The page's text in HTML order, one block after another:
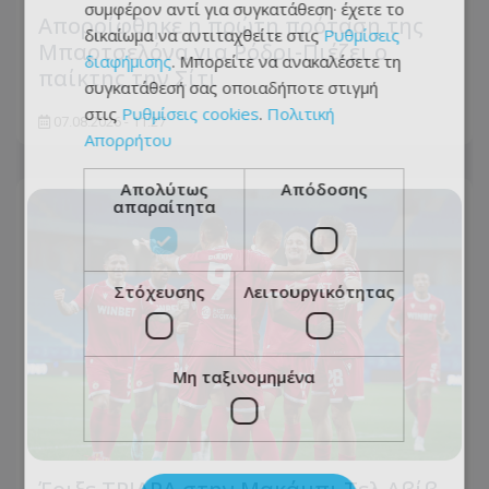
Απορρίφθηκε η πρώτη πρόταση της
Μπαρτσελόνα για Ρόδρι-Πιέζει ο
παίκτης την Σίτι
07.08.2026 - 11:27
συμφέρον αντί για συγκατάθεση· έχετε το
δικαίωμα να αντιταχθείτε στις Ρυθμίσεις
διαφήμισης. Μπορείτε να ανακαλέσετε τη
συγκατάθεσή σας οποιαδήποτε στιγμή
στις Ρυθμίσεις cookies. Πολιτική
Απορρήτου
Απολύτως
απαραίτητα
Απόδοσης
Στόχευσης Λειτουργικότητας
Μη ταξινομημένα